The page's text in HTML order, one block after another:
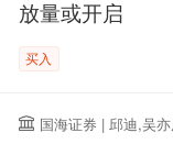
放量或开启
买入
国海证券 | 邱迪,吴